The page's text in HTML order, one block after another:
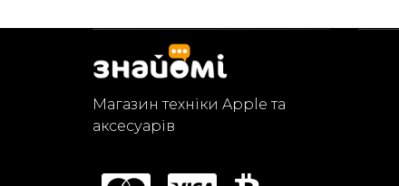
Магазин техніки Apple та
аксесуарів